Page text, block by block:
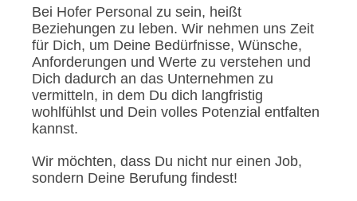
Bei Hofer Personal zu sein, heißt
Beziehungen zu leben. Wir nehmen uns Zeit
für Dich, um Deine Bedürfnisse, Wünsche,
Anforderungen und Werte zu verstehen und
Dich dadurch an das Unternehmen zu
vermitteln, in dem Du dich langfristig
wohlfühlst und Dein volles Potenzial entfalten
kannst.
Wir möchten, dass Du nicht nur einen Job,
sondern Deine Berufung findest!